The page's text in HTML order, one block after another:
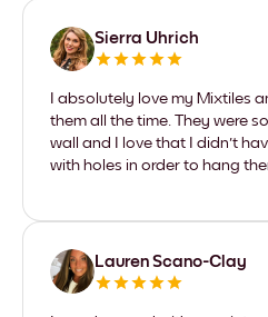
Sierra Uhrich
I absolutely love my Mixtiles
them all the time. They were
wall and I love that I didn't
with holes in order to hang
Lauren Scano-Clay